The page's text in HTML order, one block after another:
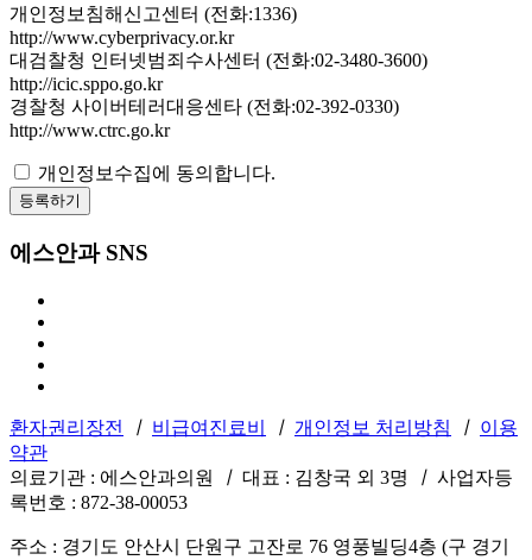
개인정보침해신고센터 (전화:1336)
http://www.cyberprivacy.or.kr
대검찰청 인터넷범죄수사센터 (전화:02-3480-3600)
http://icic.sppo.go.kr
경찰청 사이버테러대응센타 (전화:02-392-0330)
http://www.ctrc.go.kr
개인정보수집에 동의합니다.
등록하기
에스안과 SNS
환자권리장전 ㅣ 비급여진료비 ㅣ 개인정보 처리방침 ㅣ 이용
약관
의료기관 : 에스안과의원
ㅣ 대표 : 김창국 외 3명 ㅣ 사업자등
록번호 : 872-38-00053
주소 : 경기도 안산시 단원구 고잔로 76 영풍빌딩4층 (구 경기